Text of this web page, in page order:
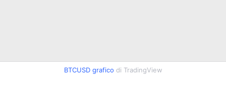
BTCUSD grafico di TradingView